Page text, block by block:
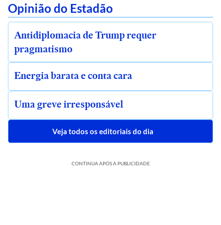
Opinião do Estadão
Antidiplomacia de Trump requer
pragmatismo
Energia barata e conta cara
Uma greve irresponsável
Veja todos os editoriais do dia
CONTINUA APÓS A PUBLICIDADE